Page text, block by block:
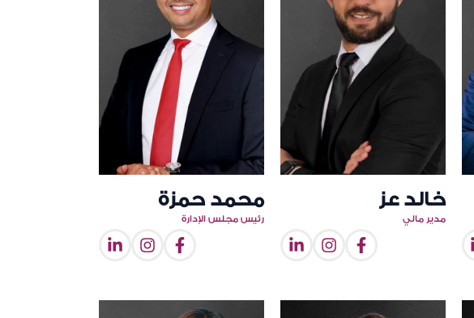
محمد حمزة
رئيس مجلس الإدارة
خالد عز
مدير مالي